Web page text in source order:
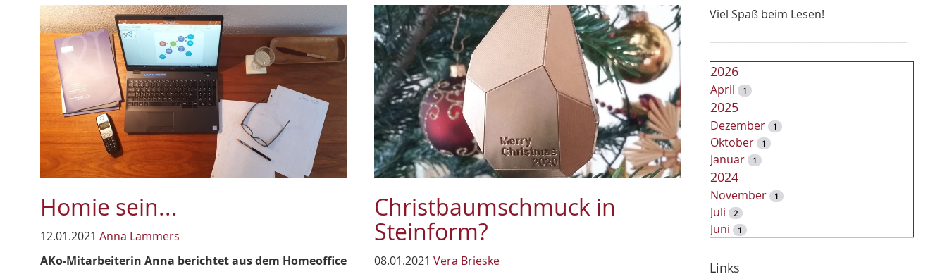
Homie sein...
12.01.2021 Anna Lammers
AKo-Mitarbeiterin Anna berichtet aus dem Homeoffice
Christbaumschmuck in
Steinform?
08.01.2021 Vera Brieske
Viel Spaß beim Lesen!
2026
April 1
2025
Dezember 1
Oktober 1
Januar 1
2024
November 1
Juli 2
Juni 1
Dezember
Links